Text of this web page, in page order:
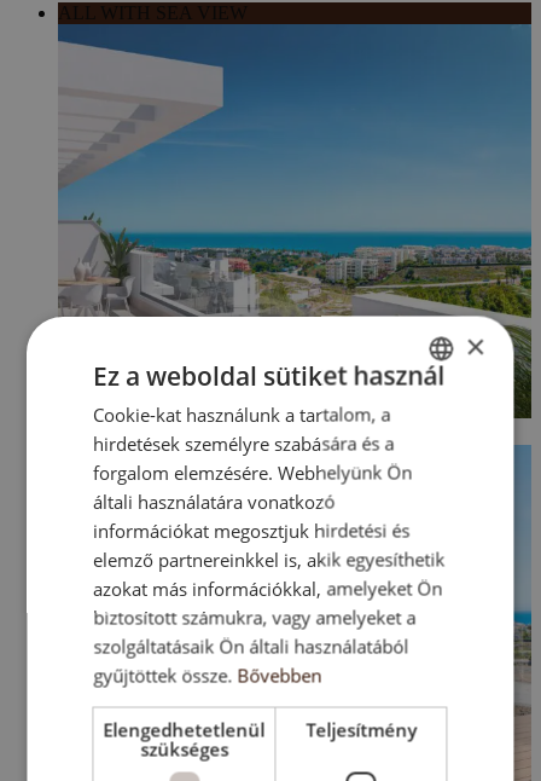
ALL WITH SEA VIEW
×
Ez a weboldal sütiket használ
Cookie-kat használunk a tartalom, a
hirdetések személyre szabására és a
forgalom elemzésére. Webhelyünk Ön
általi használatára vonatkozó
információkat megosztjuk hirdetési és
elemző partnereinkkel is, akik egyesíthetik
azokat más információkkal, amelyeket Ön
biztosított számukra, vagy amelyeket a
szolgáltatásaik Ön általi használatából
gyűjtöttek össze. Bővebben
Elengedhetetlenül
szükséges
Teljesítmény